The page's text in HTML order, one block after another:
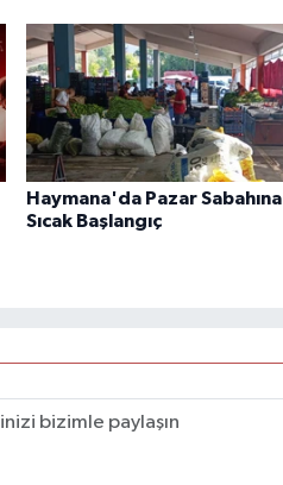
Haymana'da Pazar Sabahına
Sıcak Başlangıç